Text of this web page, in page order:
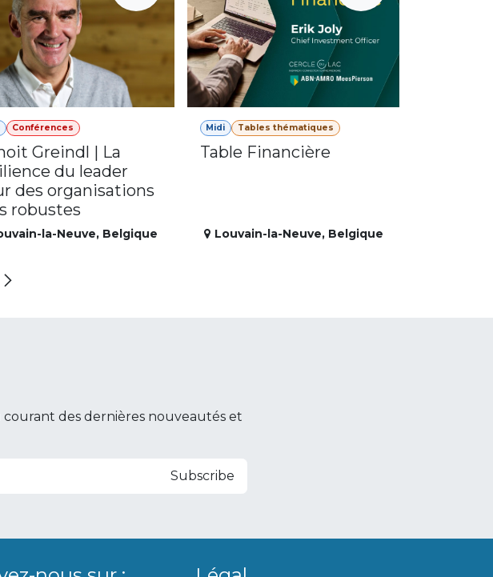
Conférences
Greindl | La
du leader
des organisations
robustes
la-Neuve, Belgique
Midi Tables thématiques
Table Financière
Louvain-la-Neuve, Belgique
des dernières nouveautés et
Subscribe